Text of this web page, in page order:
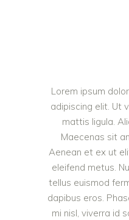
Lorem ipsum
adipiscing elit. Ut
mattis ligula.
Maecenas sit
Aenean et ex ut
eleifend metus.
tellus euismod
dapibus eros.
mi nisl, viverra id